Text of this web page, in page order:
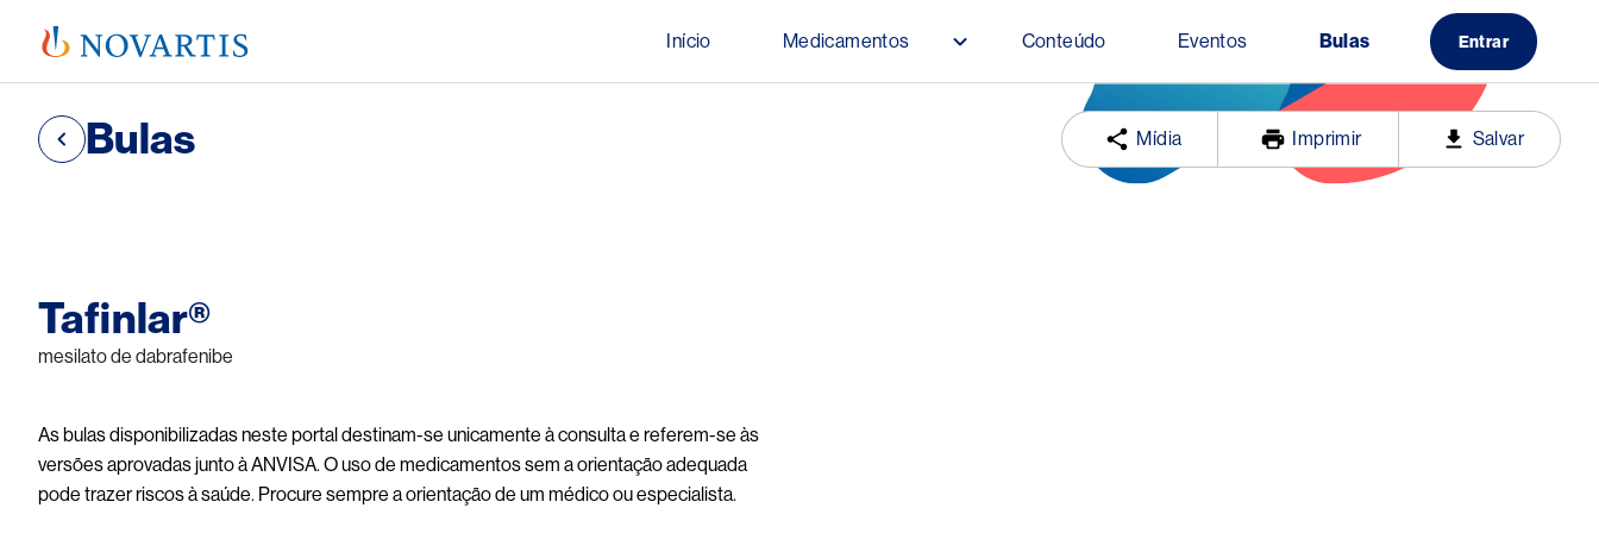
Início Medicamentos Conteúdo Eventos Bulas Entrar
Bulas Mídia Imprimir Salvar
Tafinlar®
mesilato de dabrafenibe
As bulas disponibilizadas neste portal destinam-se unicamente à consulta e referem-se às
versões aprovadas junto à ANVISA. O uso de medicamentos sem a orientação adequada
pode trazer riscos à saúde. Procure sempre a orientação de um médico ou especialista.